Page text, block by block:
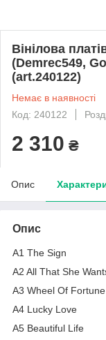
Вінілова
(Demrec549,
(art.240122)
Немає в наявності
Код: 240122
2 310 ₴
Опис
Опис
A1 The Sign
A2 All That She
A3 Wheel Of Fortune
A4 Lucky Love
A5 Beautiful Life